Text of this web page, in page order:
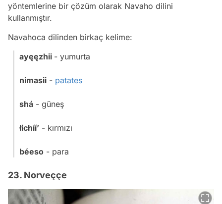
yöntemlerine bir çözüm olarak Navaho dilini
kullanmıştır.
Navahoca dilinden birkaç kelime:
ayęęzhii - yumurta
nimasii - patates
shá - güneş
łichííʼ - kırmızı
béeso - para
23. Norveççe